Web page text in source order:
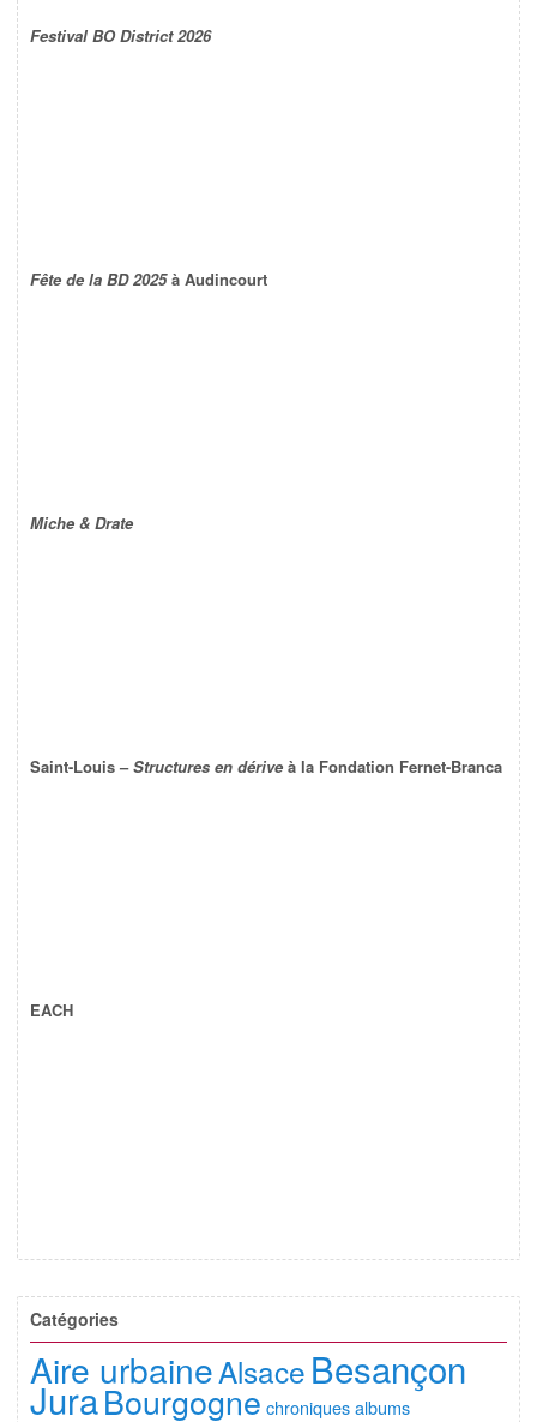
Festival BO District 2026
Fête de la BD 2025à Audincourt
Miche & Drate
Saint-Louis –Structures en dérive à la Fondation Fernet-Branca
EACH
Catégories
Aire urbaineAlsace Besançon
JuraBourgogne chroniques albums